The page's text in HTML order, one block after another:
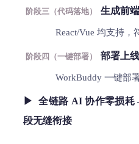
阶段三（代码落地）生成前
React/Vue 均支持，
阶段四（一键部署）部署上线
WorkBuddy 一键部
▶ 全链路 AI 协作零损
段无缝衔接